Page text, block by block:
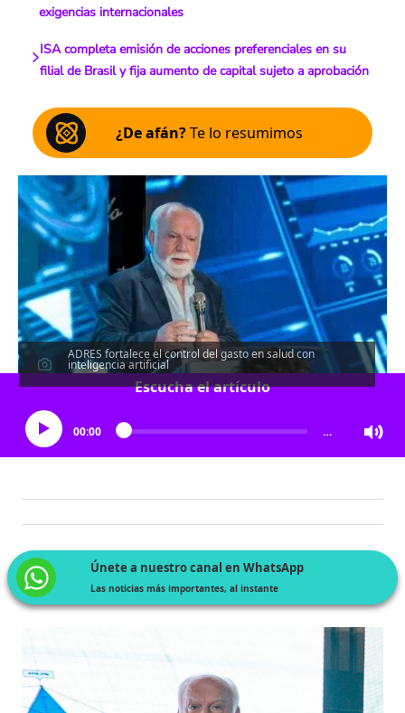
exigencias internacionales
ISA completa emisión de acciones preferenciales en su
filial de Brasil y fija aumento de capital sujeto a aprobación
¿De afán?Te lo resumimos
ADRES fortalece el control del gasto en salud con
inteligencia artificial
Escucha el artículo
00:00 …
Únete a nuestro canal en WhatsApp
Las noticias más importantes, al instante